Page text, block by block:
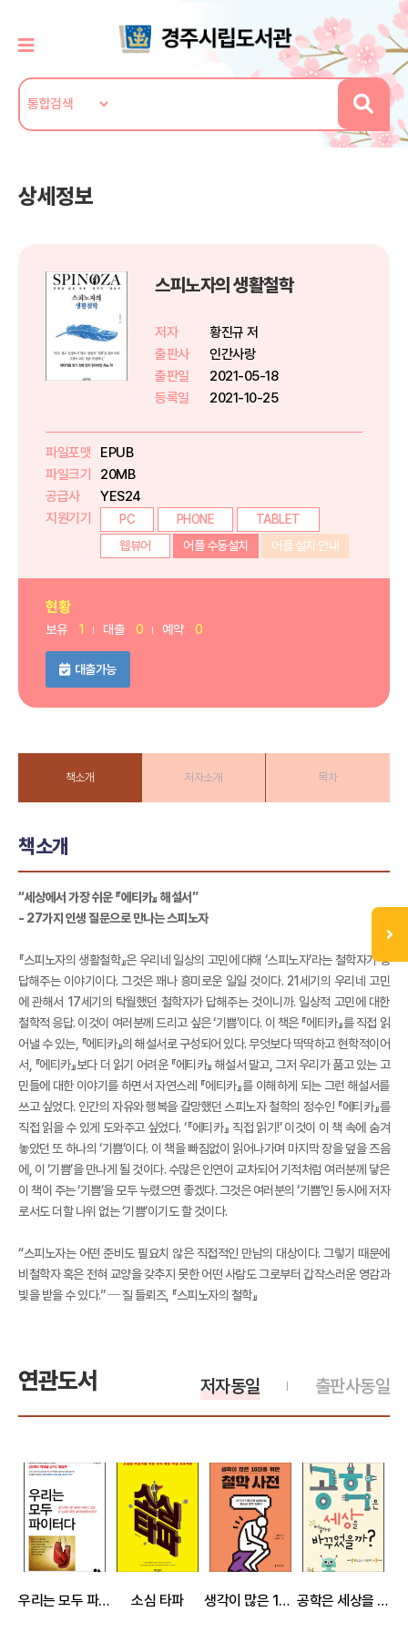
상세정보
스피노자의 생활철학
저자
황진규 저
출판사
인간사랑
출판일
2021-05-18
등록일
2021-10-25
파일포맷
EPUB
파일크기
20MB
공급사
YES24
지원기기
PC PHONE
TABLET
웹뷰어
어플 수동설치 어플 설치 안내
현황
보유 1 대출 0 예약 0
대출가능
책소개 저자소개 목차
책소개
“세상에서 가장 쉬운 『에티카』 해설서”
- 27가지 인생 질문으로 만나는 스피노자
『스피노자의 생활철학』은 우리네 일상의 고민에 대해 ‘스피노자’라는 철학자가 응
답해주는 이야기이다. 그것은 꽤나 흥미로운 일일 것이다. 21세기의 우리네 고민
에 관해서 17세기의 탁월했던 철학자가 답해주는 것이니까. 일상적 고민에 대한
철학적 응답. 이것이 여러분께 드리고 싶은 ‘기쁨’이다. 이 책은 『에티카』를 직접 읽
어낼 수 있는, 『에티카』의 해설서로 구성되어 있다. 무엇보다 딱딱하고 현학적이어
서, 『에티카』보다 더 읽기 어려운 『에티카』 해설서 말고, 그저 우리가 품고 있는 고
민들에 대한 이야기를 하면서 자연스레 『에티카』를 이해하게 되는 그런 해설서를
쓰고 싶었다. 인간의 자유와 행복을 갈망했던 스피노자 철학의 정수인 『에티카』를
직접 읽을 수 있게 도와주고 싶었다. ‘『에티카』 직접 읽기!’ 이것이 이 책 속에 숨겨
놓았던 또 하나의 ‘기쁨’이다. 이 책을 빠짐없이 읽어나가며 마지막 장을 덮을 즈음
에, 이 ‘기쁨’을 만나게 될 것이다. 수많은 인연이 교차되어 기적처럼 여러분께 닿은
이 책이 주는 ‘기쁨’을 모두 누렸으면 좋겠다. 그것은 여러분의 ‘기쁨’인 동시에 저자
로서도 더할 나위 없는 ‘기쁨’이기도 할 것이다.
“스피노자는 어떤 준비도 필요치 않은 직접적인 만남의 대상이다. 그렇기 때문에
비철학자 혹은 전혀 교양을 갖추지 못한 어떤 사람도 그로부터 갑작스러운 영감과
빛을 받을 수 있다.” ─ 질 들뢰즈, 『스피노자의 철학』
연관도서 출판사동일
저자동일
우리는 모두 파이터다 소심 타파 생각이 많은 10대를 위한 철학 사전 공학은 세상을 어떻게 바꾸었을까?